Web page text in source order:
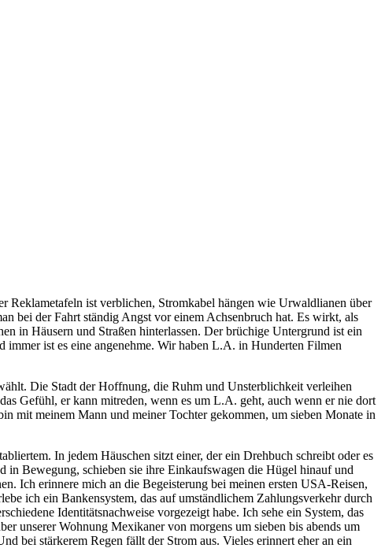
Reklametafeln ist verblichen, Stromkabel hängen wie Urwaldlianen über
bei der Fahrt ständig Angst vor einem Achsenbruch hat. Es wirkt, als
in Häusern und Straßen hinterlassen. Der brüchige Untergrund ist ein
ist es eine angenehme. Wir haben L.A. in Hunderten Filmen
Die Stadt der Hoffnung, die Ruhm und Unsterblichkeit verleihen
Gefühl, er kann mitreden, wenn es um L.A. geht, auch wenn er nie dort
mit meinem Mann und meiner Tochter gekommen, um sieben Monate in
In jedem Häuschen sitzt einer, der ein Drehbuch schreibt oder es
Bewegung, schieben sie ihre Einkaufswagen die Hügel hinauf und
Ich erinnere mich an die Begeisterung bei meinen ersten USA-Reisen,
ich ein Bankensystem, das auf umständlichem Zahlungsverkehr durch
Identitätsnachweise vorgezeigt habe. Ich sehe ein System, das
unserer Wohnung Mexikaner von morgens um sieben bis abends um
bei stärkerem Regen fällt der Strom aus. Vieles erinnert eher an ein